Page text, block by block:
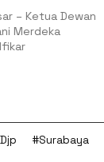
– Ketua Dewan
Merdeka
#Surabaya